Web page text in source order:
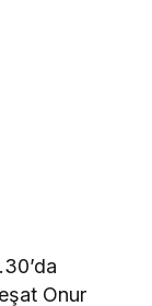
Onur